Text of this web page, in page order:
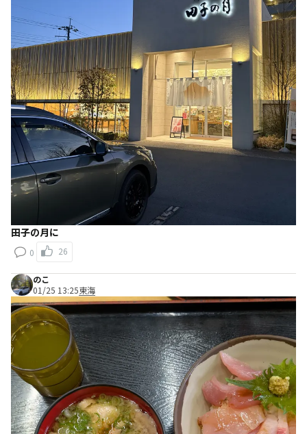
田子の月に
0 26
のこ
01/25 13:25東海